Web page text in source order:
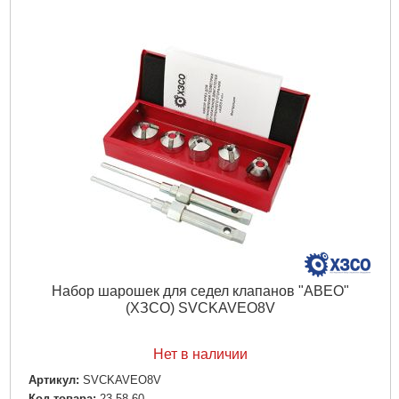
Набор шарошек для седел клапанов "АВЕО"
(ХЗСО) SVCKAVEO8V
Нет в наличии
Артикул: SVCKAVEO8V